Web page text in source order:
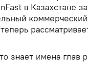
в Казахстане
знает имена глав